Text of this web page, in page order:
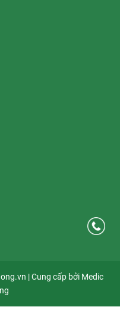
| Cung cấp bởi Medic